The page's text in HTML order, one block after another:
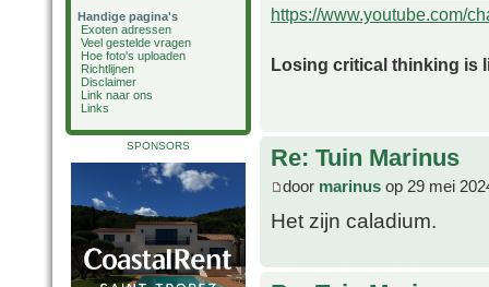
Handige pagina's
Exoten adressen
Veel gestelde vragen
Hoe foto's uploaden
Richtlijnen
Disclaimer
Link naar ons
Links
SPONSORS
https://www.youtube.com/
Losing critical thinking is
Re: Tuin Marinus
door marinus op 29 mei
Het zijn caladium.